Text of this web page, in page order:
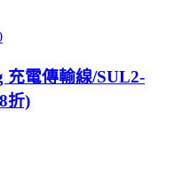
充電傳輸線/SUL2-
折)